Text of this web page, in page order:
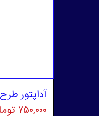
آداپتور
۷۵۰,۰۰۰ تومان